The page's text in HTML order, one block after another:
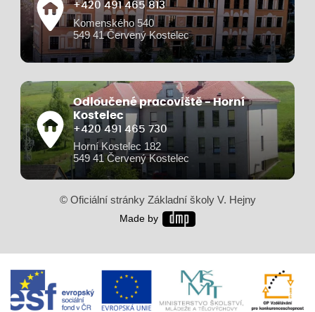
+420 491 465 813
Komenského 540
549 41 Červený Kostelec
Odloučené pracoviště - Horní
Kostelec
+420 491 465 730
Horní Kostelec 182
549 41 Červený Kostelec
© Oficiální stránky Základní školy V. Hejny
Made by